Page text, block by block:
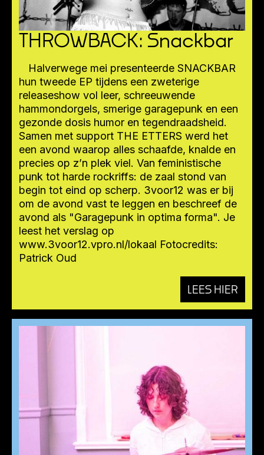
THROWBACK: Snackbar
Halverwege mei presenteerde SNACKBAR
hun tweede EP tijdens een zweterige
releaseshow vol leer, schreeuwende
hammondorgels, smerige garagepunk en een
gezonde dosis humor en tegendraadsheid.
Samen met support THE ETTERS werd het
een avond waarop alles schaafde, knalde en
precies op z’n plek viel. Van feministische
punk tot harde rockriffs: de zaal stond van
begin tot eind op scherp. 3voor12 was er bij
om de avond vast te leggen en beschreef de
avond als "Garagepunk in optima forma". Je
leest het verslag op
www.3voor12.vpro.nl/lokaal Fotocredits:
Patrick Oud
LEES HIER